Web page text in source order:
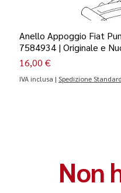
Anello Appoggio Fiat
7584934 | Originale e
Prezzo
16,00 €
IVA inclusa | Spedizione Standard
Non